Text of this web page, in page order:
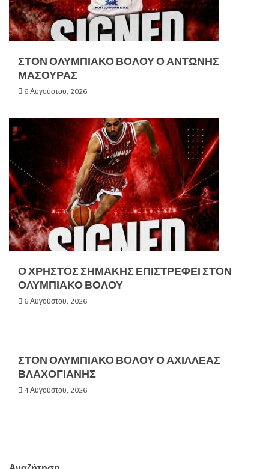
ΣΤΟΝ ΟΛΥΜΠΙΑΚΟ ΒΟΛΟΥ Ο ΑΝΤΩΝΗΣ
ΜΑΣΟΥΡΑΣ
6 Αυγούστου, 2026
Ο ΧΡΗΣΤΟΣ ΣΗΜΑΚΗΣ ΕΠΙΣΤΡΕΦΕΙ ΣΤΟΝ
ΟΛΥΜΠΙΑΚΟ ΒΟΛΟΥ
6 Αυγούστου, 2026
ΣΤΟΝ ΟΛΥΜΠΙΑΚΟ ΒΟΛΟΥ Ο ΑΧΙΛΛΕΑΣ
ΒΛΑΧΟΓΙΑΝΗΣ
4 Αυγούστου, 2026